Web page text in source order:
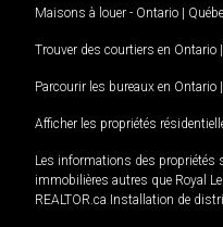
Maisons à louer - Ontario |
Trouver des courtiers en Ontario |
Parcourir les bureaux en Ontario |
Afficher les propriétés
Les informations des propriétés
immobilières autres que Royal
REALTOR.ca Installation de